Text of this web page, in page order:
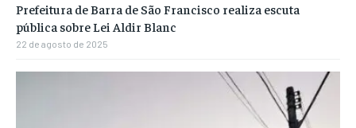
Prefeitura de Barra de São Francisco realiza escuta
pública sobre Lei Aldir Blanc
22 de agosto de 2025